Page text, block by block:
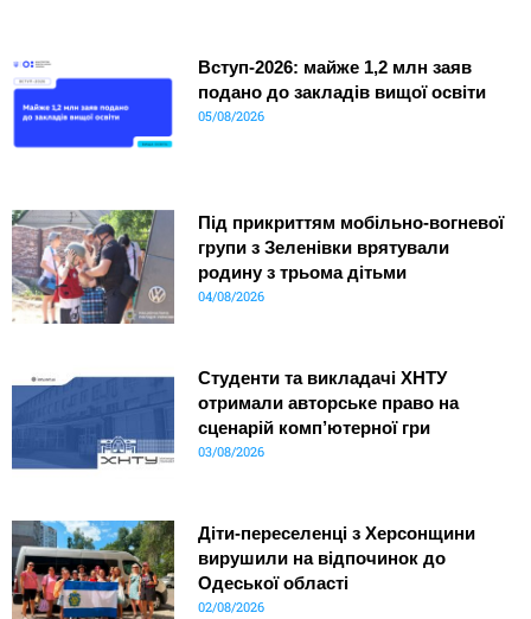
Вступ-2026: майже 1,2 млн заяв
подано до закладів вищої освіти
05/08/2026
Під прикриттям мобільно-вогневої
групи з Зеленівки врятували
родину з трьома дітьми
04/08/2026
Студенти та викладачі ХНТУ
отримали авторське право на
сценарій комп’ютерної гри
03/08/2026
Діти-переселенці з Херсонщини
вирушили на відпочинок до
Одеської області
02/08/2026